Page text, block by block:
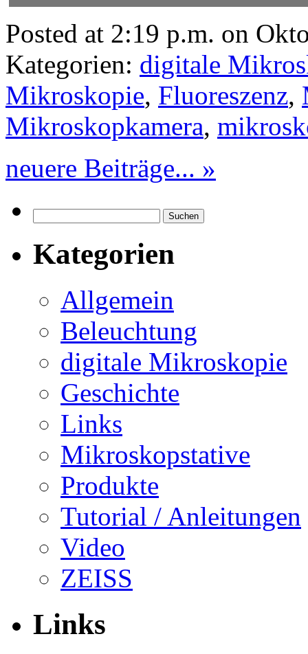
Posted at 2:19 p.m. on
Kategorien: digitale
Mikroskopie, Fluoreszenz,
Mikroskopkamera,
neuere Beiträge... »
nach:
Kategorien
Allgemein
Beleuchtung
digitale Mikroskopie
Geschichte
Links
Mikroskopstative
Produkte
Tutorial / Anleitungen
Video
ZEISS
Links